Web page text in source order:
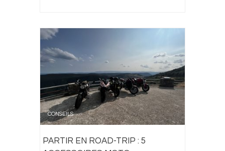
CONSEILS
PARTIR EN ROAD-TRIP : 5